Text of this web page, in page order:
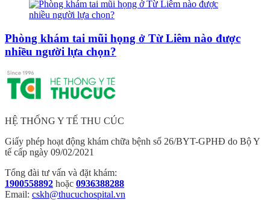
Phòng khám tai mũi họng ở Từ Liêm nào được
nhiều người lựa chọn?
HỆ THỐNG Y TẾ THU CÚC
Giấy phép hoạt động khám chữa bệnh số 26/BYT-GPHĐ do Bộ Y
tế cấp ngày 09/02/2021
Tổng đài tư vấn và đặt khám:
1900558892 hoặc 0936388288
Email: cskh@thucuchospital.vn